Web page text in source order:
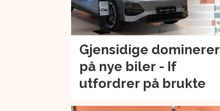
Gjensidige dominerer
på nye biler - If
utfordrer på brukte